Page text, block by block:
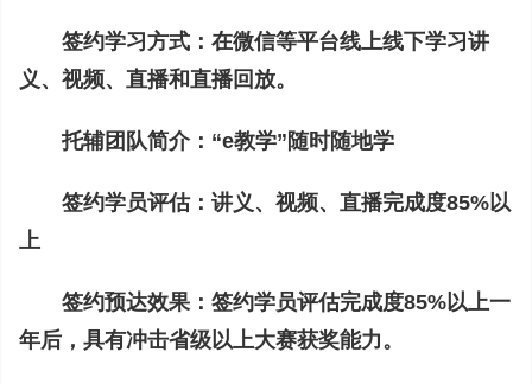
签约学习方式：在微信等平台线上线下学习讲
义、视频、直播和直播回放。
托辅团队简介：“e教学”随时随地学
签约学员评估：讲义、视频、直播完成度85%以
上
签约预达效果：签约学员评估完成度85%以上一
年后，具有冲击省级以上大赛获奖能力。